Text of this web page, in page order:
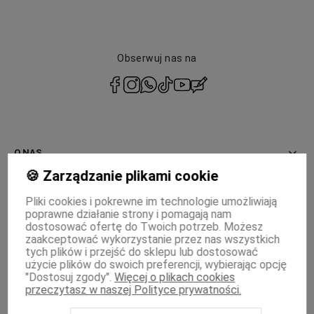
wyczyścisz trudne zabrudzenia, na przykład z mebli
stojących na tarasie.
Obserwuj nas na
O NAS
INFORMACJE
PŁATNOŚCI I DOSTAWA
MOJE KONTO
WSPÓŁPRACA
🍪 Zarządzanie plikami cookie
Pliki cookies i pokrewne im technologie umożliwiają
poprawne działanie strony i pomagają nam
dostosować ofertę do Twoich potrzeb. Możesz
zaakceptować wykorzystanie przez nas wszystkich
tych plików i przejść do sklepu lub dostosować
użycie plików do swoich preferencji, wybierając opcję
"Dostosuj zgody". Więcej o plikach cookies
przeczytasz w naszej Polityce prywatności.